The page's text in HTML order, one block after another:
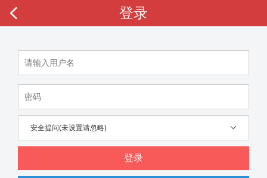
登录
安全提问(未设置请忽略)
登录